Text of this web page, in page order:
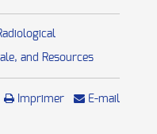
and Resources
Imprimer E-mail